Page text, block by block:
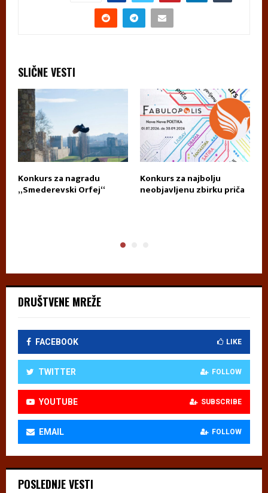
SLIČNE VESTI
Konkurs za nagradu
„Smederevski Orfej“
Konkurs za najbolju
neobjavljenu zbirku priča
DRUŠTVENE MREŽE
FACEBOOK LIKE
TWITTER FOLLOW
YOUTUBE SUBSCRIBE
EMAIL FOLLOW
POSLEDNJE VESTI